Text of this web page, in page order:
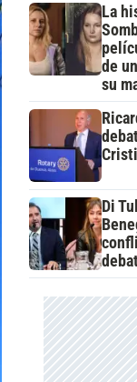
La
de
su
Di